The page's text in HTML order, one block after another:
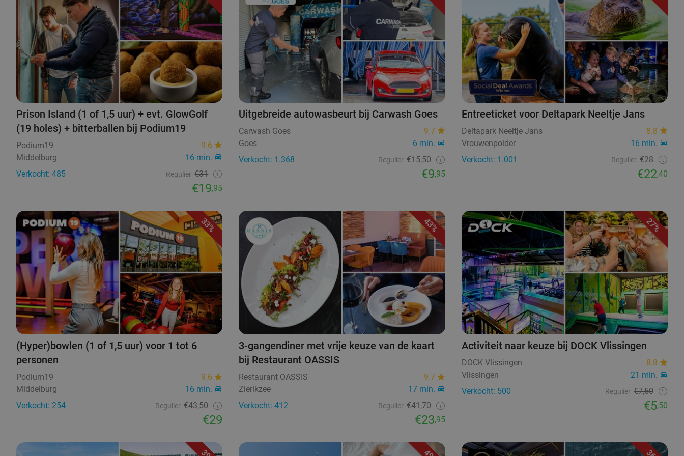
Prison Island (1 of 1,5 uur) + evt. GlowGolf
(19 holes) + bitterballen bij Podium19
Podium19
9.6
Middelburg
16 min.
Verkocht: 485
Regulier €31
€19,95
Uitgebreide autowasbeurt bij Carwash Goes
Carwash Goes
9.7
Goes
6 min.
Verkocht: 1.368
Regulier €15,50
€9,95
Entreeticket voor Deltapark Neeltje Jans
Deltapark Neeltje Jans
8.8
Vrouwenpolder
16 min.
Verkocht: 1.001
Regulier €28
€22,40
33%
(Hyper)bowlen (1 of 1,5 uur) voor 1 tot 6
personen
Podium19
9.6
Middelburg
16 min.
Verkocht: 254
Regulier €43,50
€29
43%
3-gangendiner met vrije keuze van de kaart
bij Restaurant OASSIS
Restaurant OASSIS
9.7
Zierikzee
17 min.
Verkocht: 412
Regulier €41,70
€23,95
27%
Activiteit naar keuze bij DOCK Vlissingen
DOCK Vlissingen
8.8
Vlissingen
21 min.
Verkocht: 500
Regulier €7,50
€5,50